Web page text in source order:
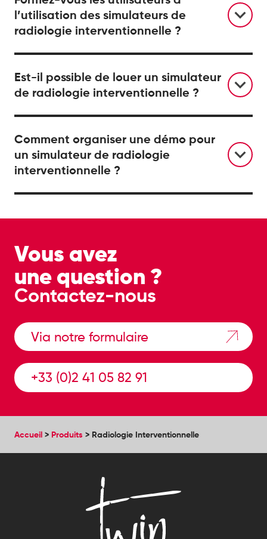
l’utilisation des simulateurs de
radiologie interventionnelle ?
Est-il possible de louer un simulateur
de radiologie interventionnelle ?
Comment organiser une démo pour
un simulateur de radiologie
interventionnelle ?
Vous avez
une question ?
Contactez-nous
Via notre formulaire
+33 (0)2 41 05 82 91
Accueil > Produits > Radiologie Interventionnelle